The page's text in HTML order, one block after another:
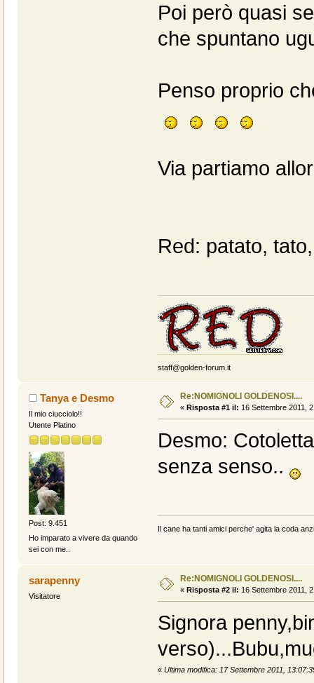
Poi però quasi
che spuntano
Penso proprio
Via partiamo
Red: patato,
staff@golden-forum.it
Tanya e Desmo
Il mio ciucciolo!!
Utente Platino
Post: 9.451
Ho imparato a vivere da quando
sei con me..
Re:NOMIGNOLI GOLDENOSI....
« Risposta #1 il: 16 Settembre 2011,
Desmo:
senza senso..
Il cane ha tanti amici perche' agita la coda
sarapenny
Visitatore
Re:NOMIGNOLI GOLDENOSI....
« Risposta #2 il: 16 Settembre 2011,
Signora
« Ultima modifica: 17 Settembre 2011,